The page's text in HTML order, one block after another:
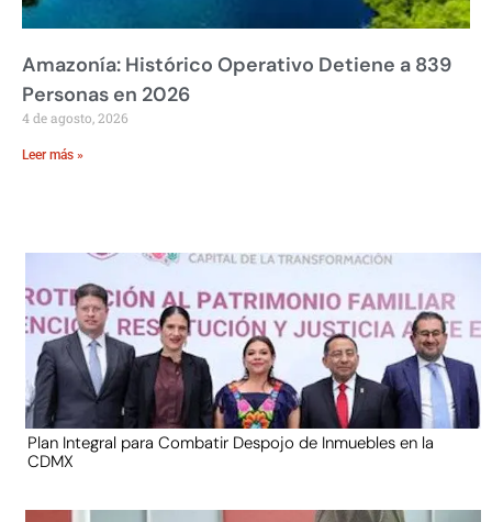
Amazonía: Histórico Operativo Detiene a 839
Personas en 2026
4 de agosto, 2026
Leer más »
Plan Integral para Combatir Despojo de Inmuebles en la
CDMX